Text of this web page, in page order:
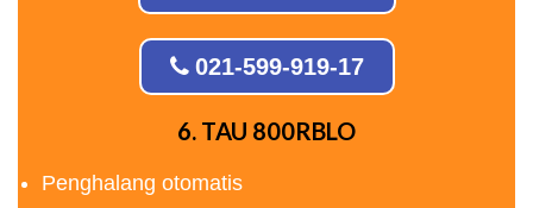
021-599-919-17
6. TAU 800RBLO
Penghalang otomatis